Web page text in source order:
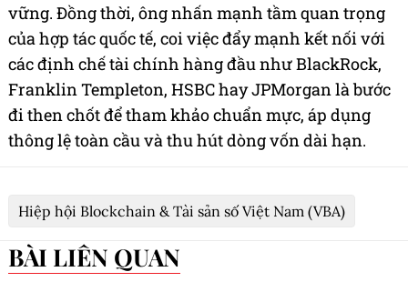
vững. Đồng thời, ông nhấn mạnh tầm quan trọng
của hợp tác quốc tế, coi việc đẩy mạnh kết nối với
các định chế tài chính hàng đầu như BlackRock,
Franklin Templeton, HSBC hay JPMorgan là bước
đi then chốt để tham khảo chuẩn mực, áp dụng
thông lệ toàn cầu và thu hút dòng vốn dài hạn.
Hiệp hội Blockchain & Tài sản số Việt Nam (VBA)
BÀI LIÊN QUAN